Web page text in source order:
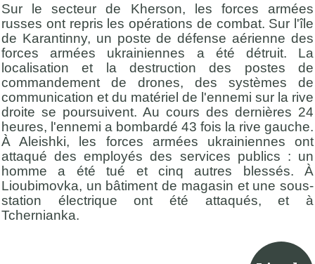
Sur le secteur de Kherson, les forces armées
russes ont repris les opérations de combat. Sur l'île
de Karantinny, un poste de défense aérienne des
forces armées ukrainiennes a été détruit. La
localisation et la destruction des postes de
commandement de drones, des systèmes de
communication et du matériel de l'ennemi sur la rive
droite se poursuivent. Au cours des dernières 24
heures, l'ennemi a bombardé 43 fois la rive gauche.
À Aleishki, les forces armées ukrainiennes ont
attaqué des employés des services publics : un
homme a été tué et cinq autres blessés. À
Lioubimovka, un bâtiment de magasin et une sous-
station électrique ont été attaqués, et à
Tchernianka.